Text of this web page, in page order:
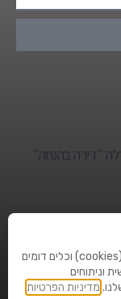
"דירה בהנחה"
למגדל מגורים:
לידיעתכם, באתר זה נעשה שימוש ב"קבצי עוגיות" (cookies) וכלים דומים
וניתוחים
מדיניות הפרטיות